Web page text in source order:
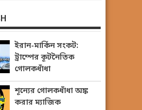
ইরান-মার্কিন সংকট:
ট্রাম্পের কূটনৈতিক
গোলকধাঁধা
শূন্যের গোলকধাঁধা অঙ্ক
করার ম্যাজিক